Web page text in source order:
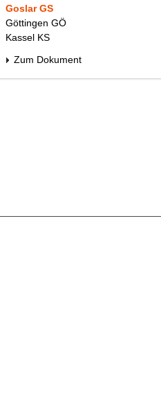
Goslar GS
Göttingen GÖ
Kassel KS
Zum Dokument